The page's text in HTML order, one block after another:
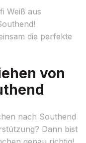
Weiß aus
die perfekte
von
nach Southend
Dann bist